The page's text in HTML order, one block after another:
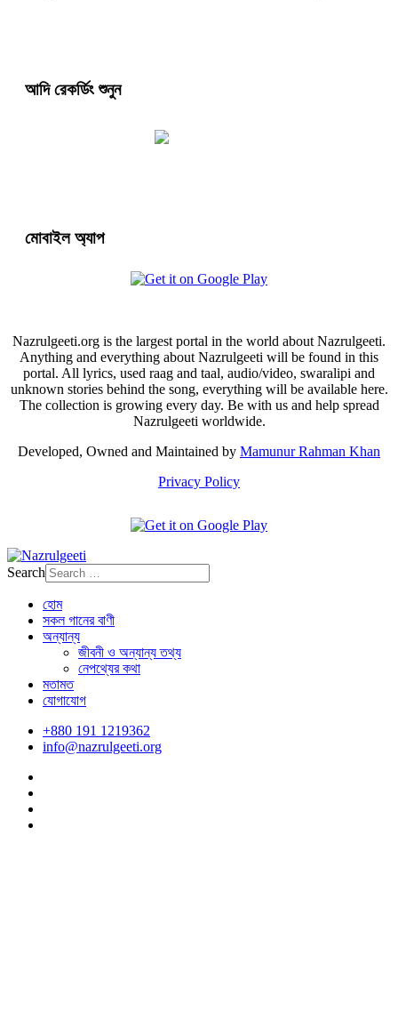
আদি রেকর্ডিং শুনুন
মোবাইল অ্যাপ
Nazrulgeeti.org is the largest portal in the world about Nazrulgeeti.
Anything and everything about Nazrulgeeti will be found in this
portal. All lyrics, used raag and taal, audio/video, swaralipi and
unknown stories behind the song, everything will be available here.
The collection is growing every day. Be with us and help spread
Nazrulgeeti worldwide.
Developed, Owned and Maintained by Mamunur Rahman Khan
Privacy Policy
Search
হোম
সকল গানের বাণী
অন্যান্য
জীবনী ও অন্যান্য তথ্য
নেপথ্যের কথা
মতামত
যোগাযোগ
+880 191 1219362
info@nazrulgeeti.org